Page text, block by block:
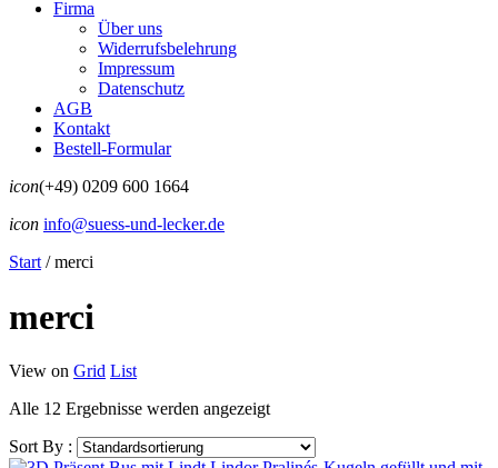
Firma
Über uns
Widerrufsbelehrung
Impressum
Datenschutz
AGB
Kontakt
Bestell-Formular
icon(+49) 0209 600 1664
icon info@suess-und-lecker.de
Start /merci
merci
View on Grid List
Alle 12 Ergebnisse werden angezeigt
Sort By :